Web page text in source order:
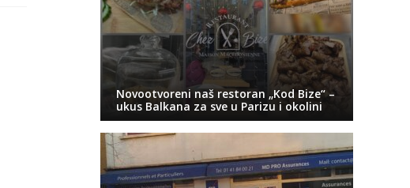
Novootvoreni naš restoran „Kod Bize“ –
ukus Balkana za sve u Parizu i okolini